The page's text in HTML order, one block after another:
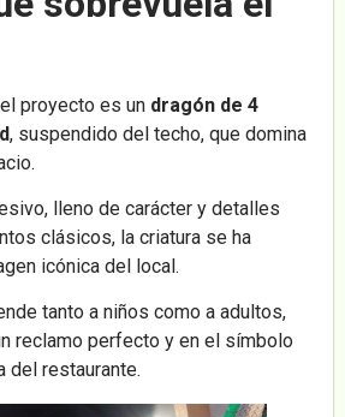
proyecto es un dragón de 4
, suspendido del techo, que domina
lleno de carácter y detalles
clásicos, la criatura se ha
icónica del local.
tanto a niños como a adultos,
reclamo perfecto y en el símbolo
del restaurante.